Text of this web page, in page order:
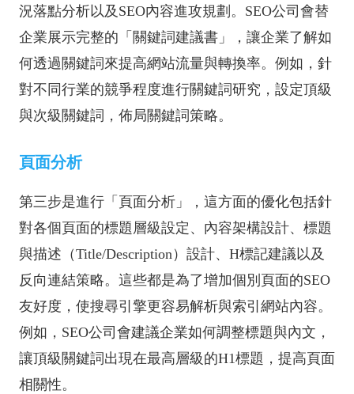
況落點分析以及SEO內容進攻規劃。SEO公司會替
企業展示完整的「關鍵詞建議書」，讓企業了解如
何透過關鍵詞來提高網站流量與轉換率。例如，針
對不同行業的競爭程度進行關鍵詞研究，設定頂級
與次級關鍵詞，佈局關鍵詞策略。
頁面分析
第三步是進行「頁面分析」，這方面的優化包括針
對各個頁面的標題層級設定、內容架構設計、標題
與描述（Title/Description）設計、H標記建議以及
反向連結策略。這些都是為了增加個別頁面的SEO
友好度，使搜尋引擎更容易解析與索引網站內容。
例如，SEO公司會建議企業如何調整標題與內文，
讓頂級關鍵詞出現在最高層級的H1標題，提高頁面
相關性。